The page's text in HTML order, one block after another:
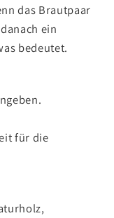
das Brautpaar
ein
bedeutet.
für die